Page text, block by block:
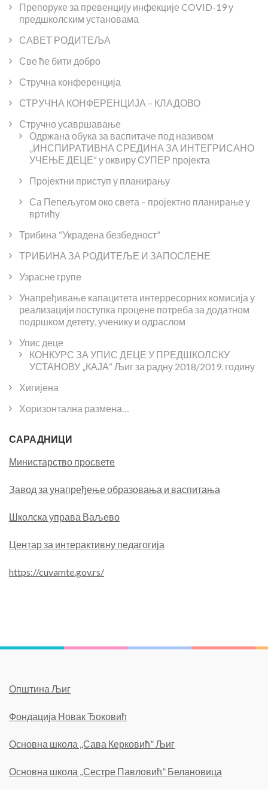
Препоруке за превенцију инфекције COVID-19 у
предшколским установама
САВЕТ РОДИТЕЉА
Све ће бити добро
Стручна конференција
СТРУЧНА КОНФЕРЕНЦИЈА – КЛАДОВО
Стручно усавршавање
Одржана обука за васпитаче под називом
„ИНСПИРАТИВНА СРЕДИНА ЗА ИНТЕГРИСАНО
УЧЕЊЕ ДЕЦЕ“ у оквиру СУПЕР пројекта
Пројектни приступ у планирању
Са Пепељугом око света – пројектно планирање у
вртићу
Трибина “Украдена безбедност”
ТРИБИНА ЗА РОДИТЕЉЕ И ЗАПОСЛЕНЕ
Узрасне групе
Унапређивање капацитета интерресорних комисија у
реализацији поступка процене потреба за додатном
подршком детету, ученику и одраслом
Упис деце
КОНКУРС ЗА УПИС ДЕЦЕ У ПРЕДШКОЛСКУ
УСТАНОВУ „КАЈА“ Љиг за радну 2018/2019. годину
Хигијена
Хоризонтална размена…
САРАДНИЦИ
Министарство просвете
Завод за унапређење образовања и васпитања
Школска управа Ваљево
Центар за интерактивну педагогија
https://cuvamte.gov.rs/
Општина Љиг
Фондација Новак Ђоковић
Основна школа ,,Сава Керковић” Љиг
Основна школа ,,Сестре Павловић” Белановица